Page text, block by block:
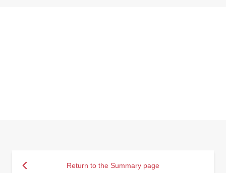
Return to the Summary page